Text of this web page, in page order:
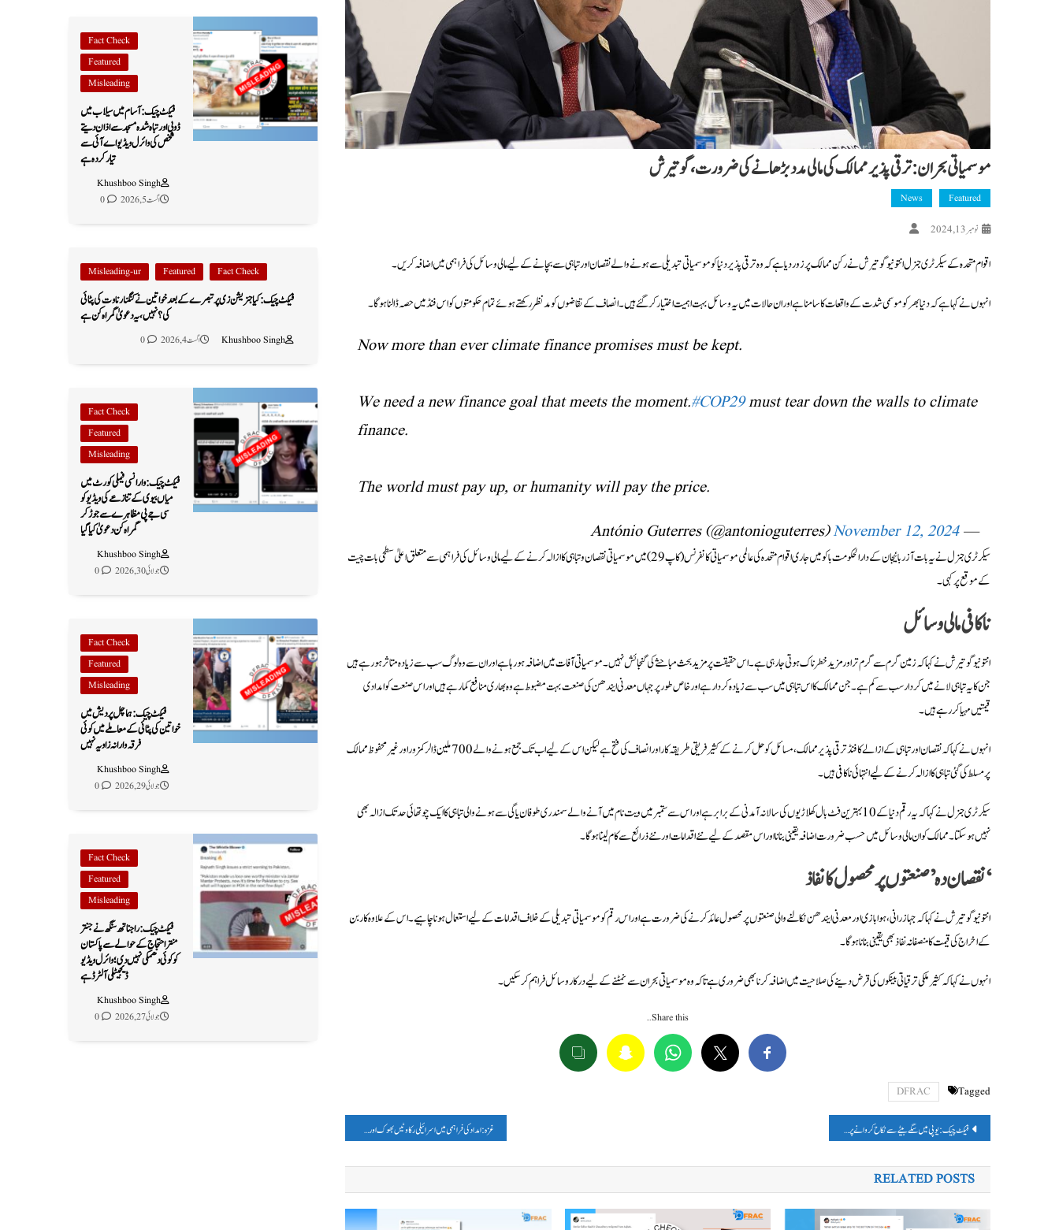
موسمیاتی بحران: ترقی پذیر ممالک کی مالی مدد بڑھانے کی ضرورت، گوتیرش
Featured
News
نومبر 13, 2024
اقوام متحدہ کے سیکرٹری جنرل انتونیو گوتیرش نے رکن ممالک پر زور دیا ہے کہ وہ ترقی پذیر دنیا کو موسمیاتی تبدیلی سے ہونے والے نقصان اور تباہی سے بچانے کے لیے مالی وسائل کی فراہمی میں اضافہ کریں۔
انہوں نے کہا ہے کہ دنیا بھر کو موسمی شدت کے واقعات کا سامنا ہے اور ان حالات میں یہ وسائل بہت اہمیت اختیار کر گئے ہیں۔ انصاف کے تقاضوں کو مدنظر رکھتے ہوئے تمام حکومتوں کو اس فنڈ میں حصہ ڈالنا ہو گا۔
Now more than ever climate finance promises must be kept.
We need a new finance goal that meets the moment.#COP29must tear down the walls to climate
finance.
The world must pay up, or humanity will pay the price.
— António Guterres (@antonioguterres)
November 12, 2024
سیکرٹری جنرل نے یہ بات آزربائیجان کے دارالحکومت باکو میں جاری اقوام متحدہ کی عالمی موسمیاتی کانفرنس (کاپ 29) میں موسمیاتی نقصان و تباہی کا ازالہ کرنے کے لیے مالی وسائل کی فراہمی سے متعلق اعلیٰ سطحی بات چیت
کے موقع پر کہی۔
ناکافی مالی وسائل
انتونیو گوتیرش نے کہا کہ زمین گرم سے گرم تر اور مزید خطرناک ہوتی جا رہی ہے۔ اس حقیقت پر مزید بحث مباحثے کی گنجائش نہیں۔ موسمیاتی آفات میں اضافہ ہو رہا ہے اور ان سے وہ لوگ سب سے زیادہ متاثر ہو رہے ہیں
جن کا یہ تباہی لانے میں کردار سب سے کم ہے۔ جن ممالک کا اس تباہی میں سب سے زیادہ کردار ہے اور خاص طور پر جہاں معدنی ایندھن کی صنعت بہت مضبوط ہے وہ بھاری منافع کما رہے ہیں اور اس صنعت کو امدادی
قیمتیں مہیا کر رہے ہیں۔
انہوں نے کہا کہ نقصان اور تباہی کے ازالے کا فنڈ ترقی پذیر ممالک، مسائل کو حل کرنے کے کثیرفریقی طریقہ کار اور انصاف کی فتح ہے لیکن اس کے لیے اب تک جمع ہونے والے 700 ملین ڈالر کمزور اور غیرمحفوظ ممالک
پر مسلط کی گئی تباہی کا ازالہ کرنے کے لیے انتہائی ناکافی ہیں۔
سیکرٹری جنرل نے کہا کہ یہ رقم دنیا کے 10 بہترین فٹ بال کھلاڑیوں کی سالانہ آمدنی کے برابر ہے اور اس سے ستمبر میں ویت نام میں آنے والے سمندری طوفان یاگی سے ہونے والی تباہی کا ایک چوتھائی حد تک ازالہ بھی
نہیں ہو سکتا۔ ممالک کو ان مالی وسائل میں حسب ضرورت اضافہ یقینی بنانا اور اس مقصد کے لیے نئے اقدامات اور نئے ذرائع سے کام لینا ہو گا۔
‘نقصان دہ’ صنعتوں پر محصول کا نفاذ
انتونیو گوتیرش نے کہا کہ جہاز رانی، ہوابازی اور معدنی ایندھن نکالنے والی صنعتوں پر محصول عائد کرنے کی ضرورت ہے اور اس رقم کو موسمیاتی تبدیلی کے خلاف اقدامات کے لیے استعمال ہونا چاہیے۔ اس کے علاوہ کاربن
کے اخراج کی قیمت کا منصفانہ نفاذ بھی یقینی بنانا ہو گا۔
انہوں نے کہا کہ کثیرملکی ترقیاتی بینکوں کی قرض دینے کی صلاحیت میں اضافہ کرنا بھی ضروری ہے تاکہ وہ موسمیاتی بحران سے نمٹنے کے لیے درکار وسائل فراہم کر سکیں۔
Share this…
Tagged
DFRAC
پوسٹوں
کی
نیویگیشن
فیکٹ چیک :یوپی میں سگے بیٹے سے نکاح کروانے پر مولانا کی پٹائی کا جھوٹا دعویٰ وائرل غزہ: امداد کی فراہمی میں اسرائیلی رکاوٹیں بھوک اور بیماریوں کا موجب
RELATED POSTS
Fact Check
Featured
Misleading
فیکٹ چیک: آسام میں سیلاب میں
ڈوبی اور تباہ شدہ مسجد سے اذان دیتے
شخص کی وائرل ویڈیو اے آئی سے
تیار کردہ ہے
Khushboo Singh
اگست 5, 2026
0
Fact Check
Featured
Misleading-ur
فیکٹ چیک: کیا جنریشن زی پر تبصرے کے بعد خواتین نے کنگنا رناوت کی پٹائی
کی؟ نہیں، یہ دعویٰ گمراہ کن ہے
Khushboo Singh اگست 4, 2026 0
Fact Check
Featured
Misleading
فیکٹ چیک: وارانسی فیملی کورٹ میں
میاں بیوی کے تنازعے کی ویڈیو کو
سی جے پی مظاہرے سے جوڑ کر
گمراہ کن دعویٰ کیا گیا
Khushboo Singh
جولائی 30, 2026
0
Fact Check
Featured
Misleading
فیکٹ چیک: ہماچل پردیش میں
خواتین کی پٹائی کے معاملے میں کوئی
فرقہ وارانہ زاویہ نہیں
Khushboo Singh
جولائی 29, 2026
0
Fact Check
Featured
Misleading
فیکٹ چیک: راجناتھ سنگھ نے جنتر
منتر احتجاج کے حوالے سے پاکستان
کو کوئی دھمکی نہیں دی؛ وائرل ویڈیو
ڈیجیٹلی آلٹرڈ ہے
Khushboo Singh
جولائی 27, 2026
0